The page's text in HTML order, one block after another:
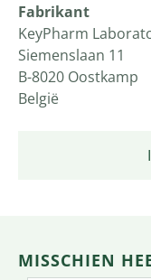
Fabrikant
KeyPharm
Siemenslaan 11
B-8020 Oostkamp
België
MISSCHIEN